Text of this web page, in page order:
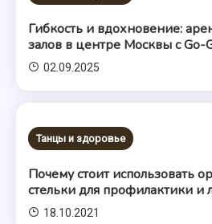
Гибкость и вдохновение:
залов в центре Москвы с Go-
02.09.2025
Танцы и здоровье
Почему стоит использовать
стельки для профилактики и
18.10.2021